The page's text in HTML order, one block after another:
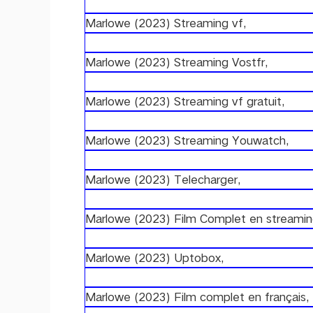
Marlowe (2023) Streaming vf,
Marlowe (2023) Streaming Vostfr,
Marlowe (2023) Streaming vf gratuit,
Marlowe (2023) Streaming Youwatch,
Marlowe (2023) Telecharger,
Marlowe (2023) Film Complet en
Marlowe (2023) Uptobox,
Marlowe (2023) Film complet en français,